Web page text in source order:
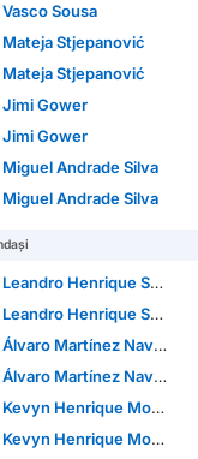
Vasco Sousa
Mateja Stjepanović
Mateja Stjepanović
Jimi Gower
Jimi Gower
Miguel Andrade Silva
Miguel Andrade Silva
Leandro Henrique Sousa Santos
Leandro Henrique Sousa Santos
Álvaro Martínez Navarro
Álvaro Martínez Navarro
Kevyn Henrique Monteiro de Souza
Kevyn Henrique Monteiro de Souza